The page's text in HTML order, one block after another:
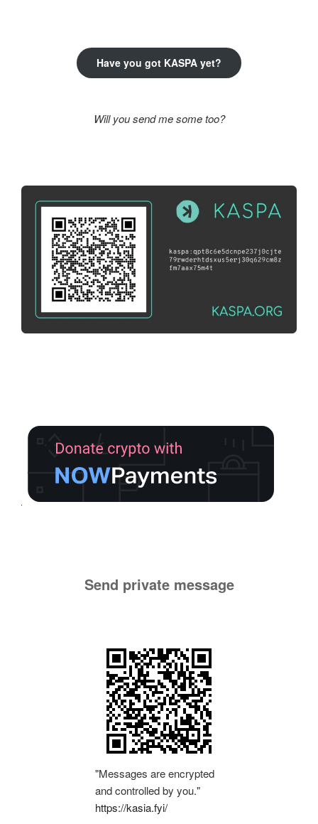
Have you got KASPA yet?
Will you send me some too?
Send private message
"Messages are encrypted
and controlled by you."
https://kasia.fyi/